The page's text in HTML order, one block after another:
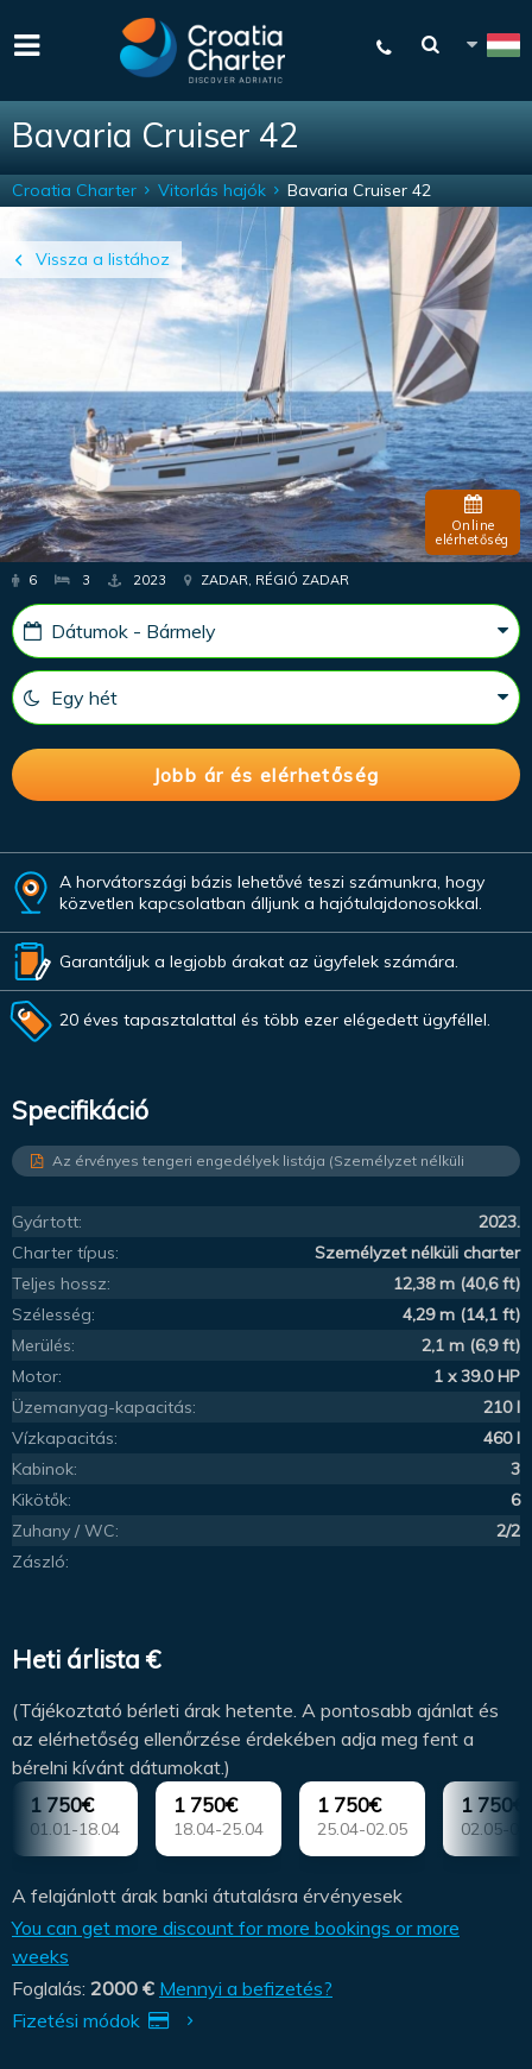
Bavaria Cruiser 42
Vissza a listához
Croatia Charter Vitorlás hajók Bavaria Cruiser 42
Online
elérhetőség
6 3 2023 ZADAR, RÉGIÓ ZADAR
A horvátországi bázis lehetővé teszi számunkra, hogy
közvetlen kapcsolatban álljunk a hajótulajdonosokkal.
Garantáljuk a legjobb árakat az ügyfelek számára.
20 éves tapasztalattal és több ezer elégedett ügyféllel.
Specifikáció
Az érvényes tengeri engedélyek listája (Személyzet nélküli
Gyártott:
2023.
Charter típus:
Személyzet nélküli charter
Teljes hossz:
12,38 m (40,6 ft)
Szélesség:
4,29 m (14,1 ft)
Merülés:
2,1 m (6,9 ft)
Motor:
1 x 39.0 HP
Üzemanyag-kapacitás:
210 l
Vízkapacitás:
460 l
Kabinok:
3
Kikötők:
6
Zuhany / WC:
2/2
Zászló:
Heti árlista €
(Tájékoztató bérleti árak hetente. A pontosabb ajánlat és
az elérhetőség ellenőrzése érdekében adja meg fent a
bérelni kívánt dátumokat.)
1 750€
01.01-18.04
1 750€
18.04-25.04
1 750€
25.04-02.05
1 750€
02.05-
A felajánlott árak banki átutalásra érvényesek
You can get more discount for more bookings or more
weeks
Foglalás: 2000 € Mennyi a befizetés?
Fizetési módok